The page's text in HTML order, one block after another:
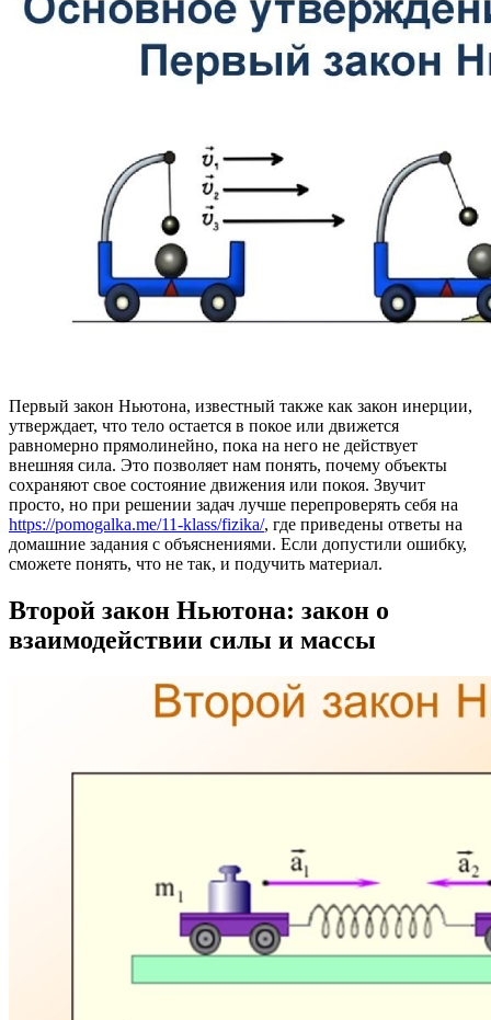
Первый закон Ньютона, известный также как закон инерции,
утверждает, что тело остается в покое или движется
равномерно прямолинейно, пока на него не действует
внешняя сила. Это позволяет нам понять, почему объекты
сохраняют свое состояние движения или покоя. Звучит
просто, но при решении задач лучше перепроверять себя на
https://pomogalka.me/11-klass/fizika/, где приведены ответы на
домашние задания с объяснениями. Если допустили ошибку,
сможете понять, что не так, и подучить материал.
Второй закон Ньютона: закон о
взаимодействии силы и массы